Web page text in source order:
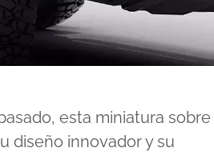
esta miniatura sobre
diseño innovador y su